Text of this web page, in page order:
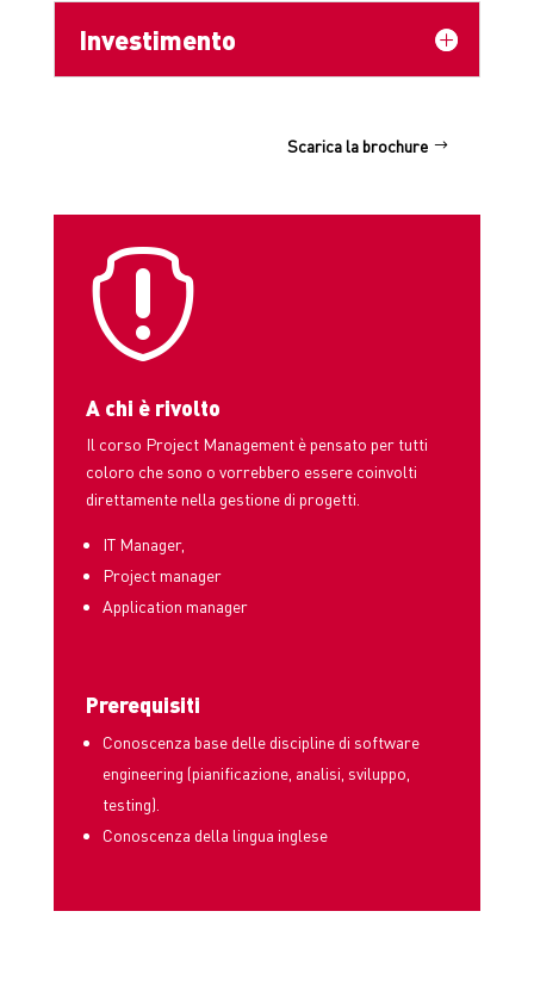
Investimento
Scarica la brochure

A chi è rivolto
Il corso Project Management è pensato per tutti
coloro che sono o vorrebbero essere coinvolti
direttamente nella gestione di progetti.
IT Manager,
Project manager
Application manager
Prerequisiti
Conoscenza base delle discipline di software
engineering (pianificazione, analisi, sviluppo,
testing).
Conoscenza della lingua inglese